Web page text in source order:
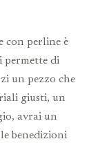
con perline è
permette di
un pezzo che
giusti, un
avrai un
benedizioni